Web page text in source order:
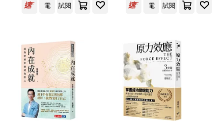
（挪威）恩德仁·L.愛瑞克森(5)
（挪）恩德仁•L.爱瑞克森(5)
（挪）金•廷格斯达尔(5)
（挪）愛瑞克森(4) 安納金(3)
展開
出版社 (可複選)
清華大學出版社(18)
Universal(15) 天下文化(10)
電
試閱
電
試閱